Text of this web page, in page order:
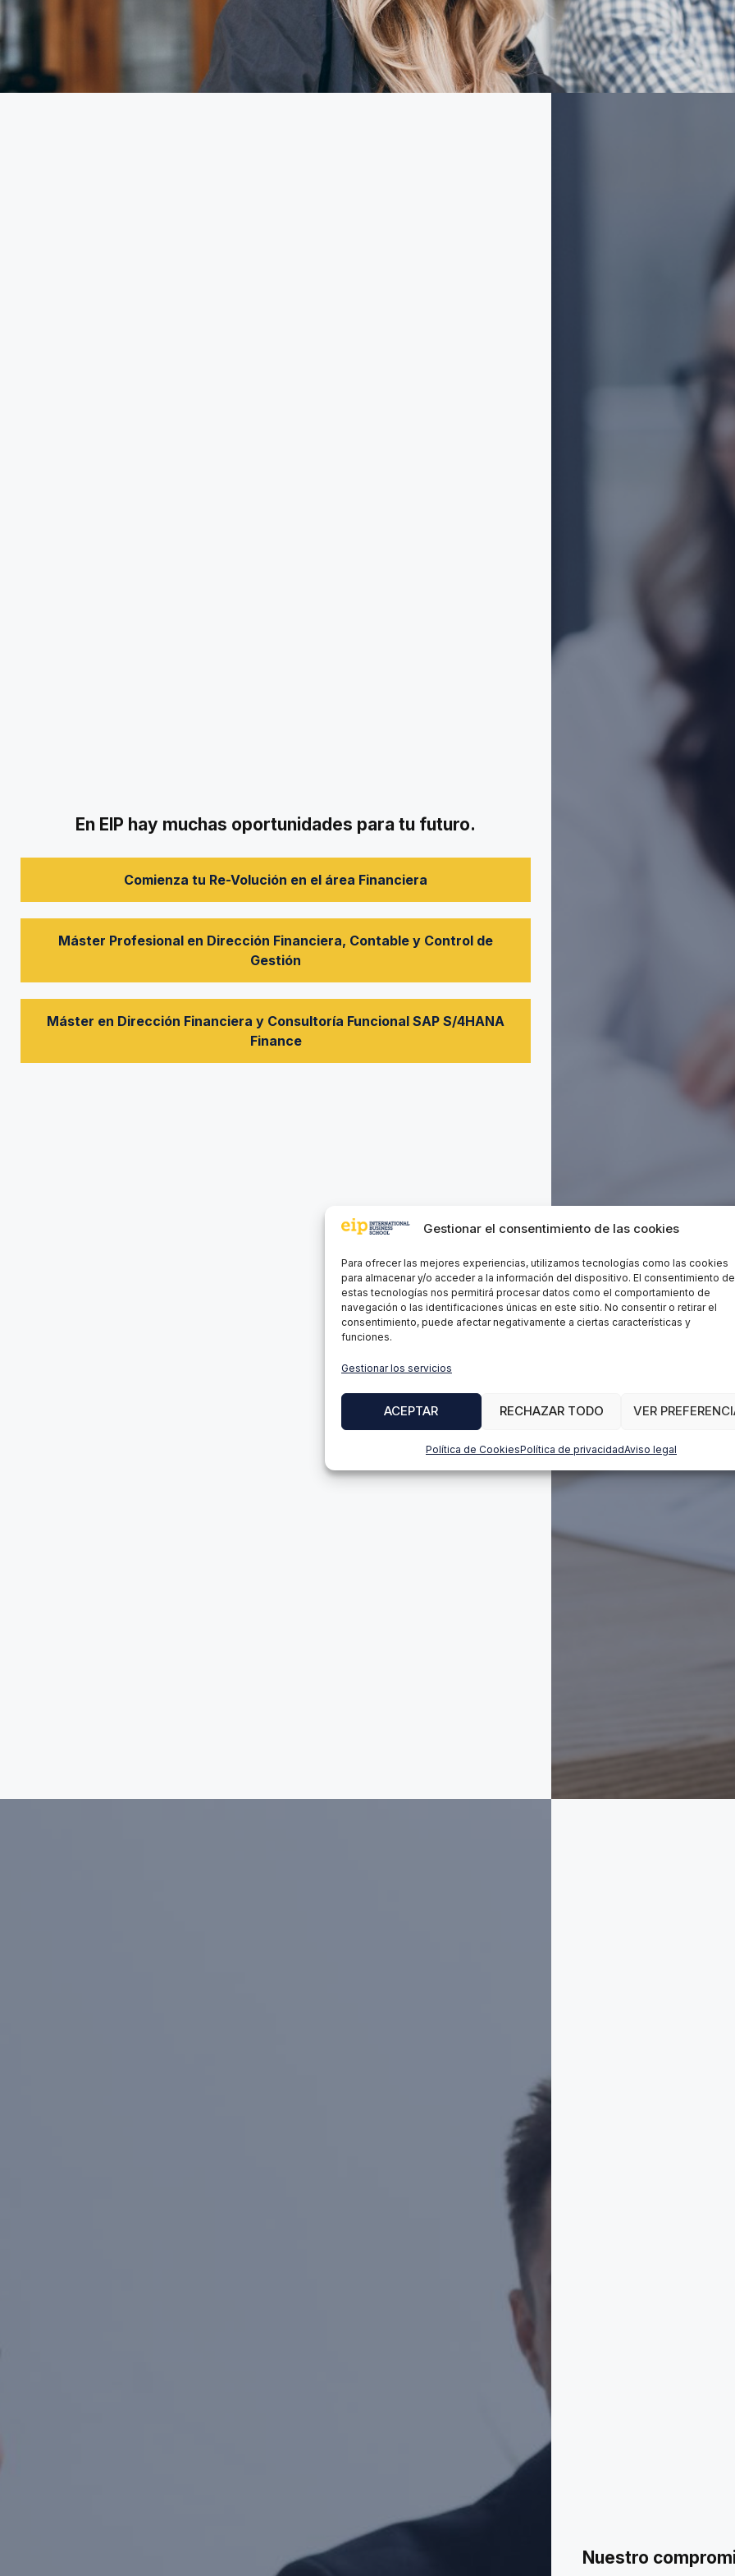
Gestionar el consentimiento de las cookies
Para ofrecer las mejores experiencias, utilizamos tecnologías como las cookies
para almacenar y/o acceder a la información del dispositivo. El consentimiento de
estas tecnologías nos permitirá procesar datos como el comportamiento de
navegación o las identificaciones únicas en este sitio. No consentir o retirar el
consentimiento, puede afectar negativamente a ciertas características y
funciones.
Gestionar los servicios
ACEPTAR RECHAZAR TODO VER
Política de CookiesPolítica de privacidadAviso legal
En EIP hay muchas oportunidades para tu futuro.
Comienza tu Re-Volución en el área Financiera
Máster Profesional en Dirección Financiera, Contable y Control de
Gestión
Máster en Dirección Financiera y Consultoría Funcional SAP S/4HANA
Finance
Nuestro